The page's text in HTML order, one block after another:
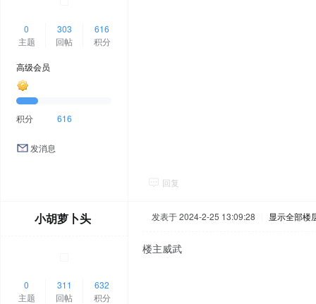
0
主题
303
回帖
616
积分
高级会员
积分 616
发消息
回复
小胡萝卜头
0
主题
311
回帖
632
积分
发表于 2024-2-25 13:09:28 显示全部楼
楼主威武